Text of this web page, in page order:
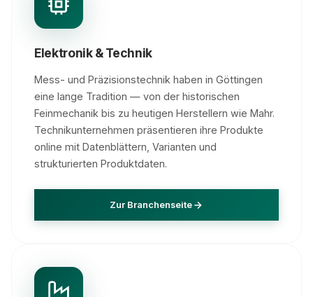
Elektronik & Technik
Mess- und Präzisionstechnik haben in Göttingen
eine lange Tradition — von der historischen
Feinmechanik bis zu heutigen Herstellern wie Mahr.
Technikunternehmen präsentieren ihre Produkte
online mit Datenblättern, Varianten und
strukturierten Produktdaten.
Zur Branchenseite